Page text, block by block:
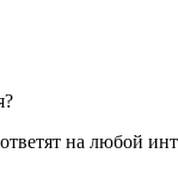
на любой